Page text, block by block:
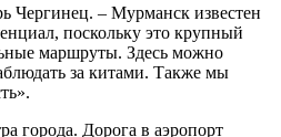
Чергинец. – Мурманск известен
поскольку это крупный
маршруты. Здесь можно
за китами. Также мы
города. Дорога в аэропорт